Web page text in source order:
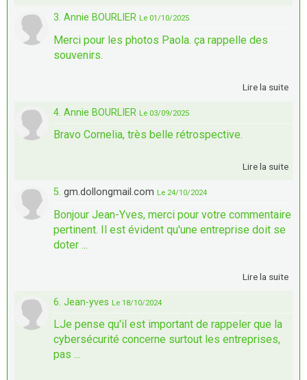
3. Annie BOURLIER Le 01/10/2025
Merci pour les photos Paola. ça rappelle des
souvenirs.
Lire la suite
4. Annie BOURLIER Le 03/09/2025
Bravo Cornelia, très belle rétrospective.
Lire la suite
5. gm.dollongmail.com Le 24/10/2024
Bonjour Jean-Yves, merci pour votre commentaire
pertinent. Il est évident qu'une entreprise doit se
doter ...
Lire la suite
6. Jean-yves Le 18/10/2024
LJe pense qu'il est important de rappeler que la
cybersécurité concerne surtout les entreprises,
pas ...